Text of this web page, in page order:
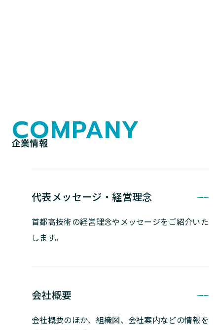
COMPANY
企業情報
代表メッセージ・経営理念
首都高技術の経営理念やメッセージをご紹介いた
します。
会社概要
会社概要のほか、組織図、会社案内などの情報を